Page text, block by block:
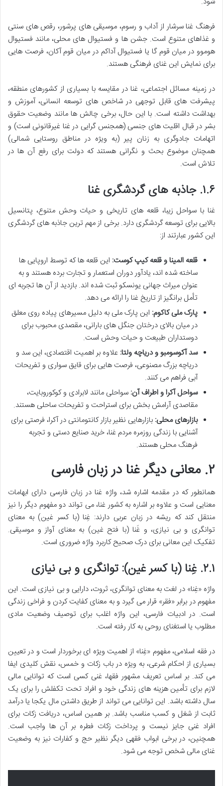
فرهنگ غنا سرشار از آداب و رسوم، موسیقی های پرشور، رقص های سنتی
و غذاهای متنوع است. جشن ها و فستیوال های محلی، مانند فستیوال
هوموو در میان قوم گا یا فستیوال آداکم در میان قوم آکان، فرصت هایی
برای نمایش این غنای فرهنگی هستند.
در زمینه مسائل اجتماعی، غنا در مقایسه با بسیاری از کشورهای منطقه،
پیشرفت های قابل توجهی در شاخص های توسعه انسانی، آموزش و
بهداشت داشته است. با این حال، برخی چالش ها مانند وضعیت حقوق
بشر در قبال اقلیت های جنسی (همجنس گرایی در غنا غیرقانونی است) و
اتهامات جادوگری به زنان پیر (به ویژه در مناطق روستایی شمالی)
همچنان موضوع بحث و نگرانی هستند که دولت برای رفع آن ها در
تلاش است.
۱.۶. جاذبه های گردشگری غنا
غنا با سواحل زیبا، قلعه های تاریخی و حیات وحش متنوع، پتانسیل
بالایی برای توسعه گردشگری دارد. برخی از مهم ترین جاذبه های گردشگری
این کشور عبارتند از:
قلعه المینا و قلعه کیپ کوست: این قلعه ها که توسط اروپایی ها
ساخته شده اند، یادآور دوران استعمار و تجارت برده هستند و به
عنوان میراث جهانی یونسکو ثبت شده اند. بازدید از آن ها تجربه ای
تأمل برانگیز از تاریخ غنا را ارائه می دهد.
پارک ملی کاکوم: این پارک ملی به دلیل مسیرهای پیاده روی معلق
در میان بالای درختان جنگل های بارانی، مقصدی محبوب برای
دوستداران طبیعت و حیات وحش است.
سد آکوسومبو و دریاچه ولتا: علاوه بر اهمیت اقتصادی، این سد و
دریاچه بزرگ مصنوعی، فرصت هایی برای قایق سواری و تفریحات
آبی فراهم می کنند.
سواحل آکرا و اطراف آن: سواحلی مانند لابرادی و کوکوروبایت،
مقاصدی آرامش بخش برای استراحت و تفریحات ساحلی هستند.
بازارهای محلی: بازارهایی نظیر بازار کانتومانتی در آکرا، فرصتی برای
آشنایی با زندگی روزمره مردم غنا، خرید صنایع دستی و تجربه
فرهنگ محلی هستند.
۲. معانی دیگر غنا در زبان فارسی
همانطور که در مقدمه اشاره شد، واژه غنا در زبان فارسی دارای ابهامات
معنایی است و علاوه بر اشاره به کشور غنا، می تواند دو مفهوم دیگر را نیز
منتقل کند که ریشه در زبان عربی دارند: غِنا (با کسر غین) به معنای
توانگری و بی نیازی، و غَنا (با فتح غین) به معنای آواز و موسیقی.
تفکیک این معانی برای درک صحیح کاربرد واژه ضروری است.
۲.۱. غِنا (با کسر غین): توانگری و بی نیازی
واژه «غِنا» در لغت به معنای توانگری، ثروت، دارایی و بی نیازی است. این
مفهوم در برابر «فقر» قرار می گیرد و به معنای کفایت کردن و فراخی زندگی
است. در ادبیات فارسی، این واژه اغلب برای توصیف وضعیت مادی
مطلوب یا استغنای روحی به کار رفته است.
در فقه اسلامی، مفهوم «غِنا» از اهمیت ویژه ای برخوردار است و در تعیین
بسیاری از احکام شرعی، به ویژه در باب زکات و خمس، نقش کلیدی ایفا
می کند. بر اساس تعریف مشهور فقها، غنی کسی است که توانایی مالی
لازم برای تأمین هزینه های زندگی خود و افراد تحت تکفلش را برای یک
سال داشته باشد. این توانایی می تواند از طریق داشتن مال یکجا یا درآمد
ثابت از شغل و کسب مناسب باشد. بر همین اساس، دریافت زکات برای
افراد غنی جایز نیست و پرداخت زکات فطره بر آن ها واجب است.
همچنین، در برخی ابواب فقهی دیگر نظیر حج و کفارات نیز به وضعیت
غنای مالی شخص توجه می شود.